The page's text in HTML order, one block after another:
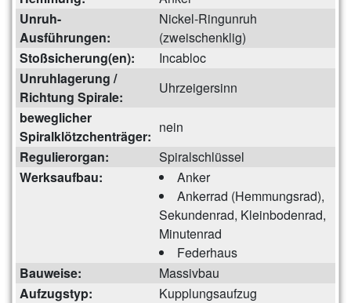
Unruh-
Ausführungen:
Nickel-Ringunruh
(zweischenklig)
Stoßsicherung(en):
Incabloc
Unruhlagerung /
Richtung Spirale:
Uhrzeigersinn
beweglicher
Spiralklötzchenträger:
nein
Regulierorgan:
Spiralschlüssel
Werksaufbau:
Anker
Ankerrad (Hemmungsrad),
Sekundenrad, Kleinbodenrad,
Minutenrad
Federhaus
Bauweise:
Massivbau
Aufzugstyp:
Kupplungsaufzug